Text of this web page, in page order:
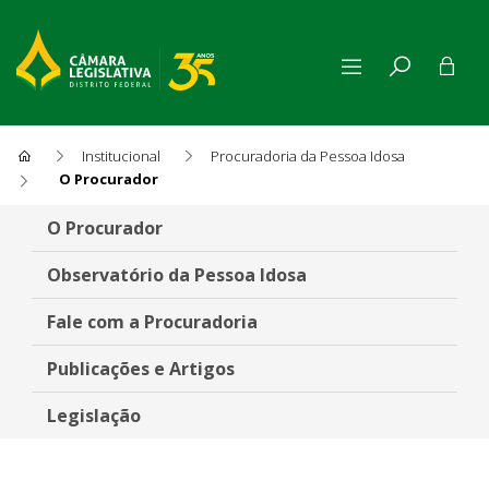
Institucional
Procuradoria da Pessoa Idosa
O Procurador
O Procurador
O Procurador
Observatório da Pessoa Idosa
Fale com a Procuradoria
Publicações e Artigos
Legislação